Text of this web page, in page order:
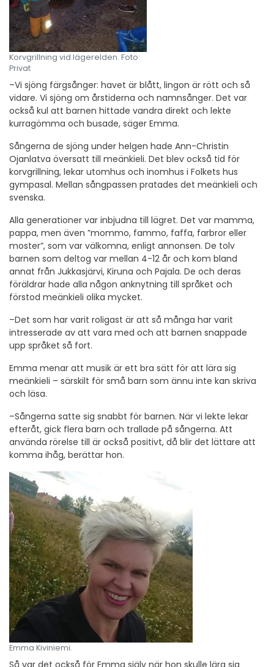
Korvgrillning vid lägerelden. Foto:
Privat
–Vi sjöng färgsånger: havet är blått, lingon är rött och så
vidare. Vi sjöng om årstiderna och namnsånger. Det var
också kul att barnen hittade vandra direkt och lekte
kurragömma och busade, säger Emma.
Sångerna de sjöng under helgen hade Ann-Christin
Ojanlatva översatt till meänkieli. Det blev också tid för
korvgrillning, lekar utomhus och inomhus i Folkets hus
gympasal. Mellan sångpassen pratades det meänkieli och
svenska.
Alla generationer var inbjudna till lägret. Det var mamma,
pappa, men även ”mommo, fammo, faffa, farbror eller
moster”, som var välkomna, enligt annonsen. De tolv
barnen som deltog var mellan 4-12 år och kom bland
annat från Jukkasjärvi, Kiruna och Pajala. De och deras
föräldrar hade alla någon anknytning till språket och
förstod meänkieli olika mycket.
–Det som har varit roligast är att så många har varit
intresserade av att vara med och att barnen snappade
upp språket så fort.
Emma menar att musik är ett bra sätt för att lära sig
meänkieli – särskilt för små barn som ännu inte kan skriva
och läsa.
–Sångerna satte sig snabbt för barnen. När vi lekte lekar
efteråt, gick flera barn och trallade på sångerna. Att
använda rörelse till är också positivt, då blir det lättare att
komma ihåg, berättar hon.
Emma Kiviniemi.
Så var det också för Emma själv när hon skulle lära sig